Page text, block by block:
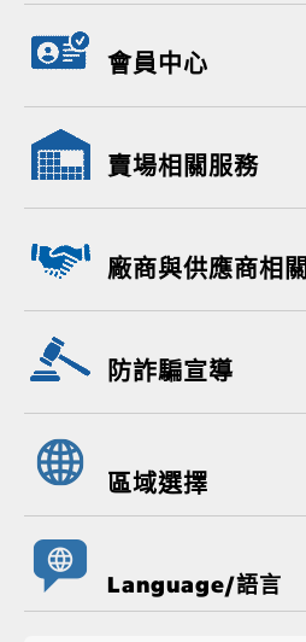
會員中心
賣場相關服務
廠商與供應商相關
防詐騙宣導
區域選擇
Language/語言